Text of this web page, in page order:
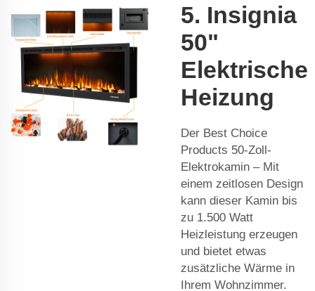
5. Insignia
50"
Elektrische
Heizung
Der Best Choice
Products 50-Zoll-
Elektrokamin – Mit
einem zeitlosen Design
kann dieser Kamin bis
zu 1.500 Watt
Heizleistung erzeugen
und bietet etwas
zusätzliche Wärme in
Ihrem Wohnzimmer.